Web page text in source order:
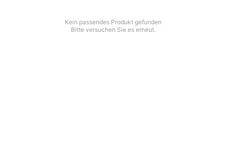
Kein passendes Produkt gefunden
Bitte versuchen Sie es erneut.